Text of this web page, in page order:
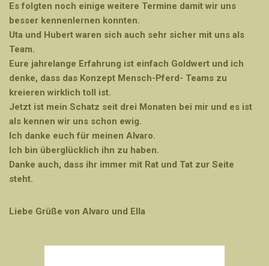
Es folgten noch einige weitere Termine damit wir uns
besser kennenlernen konnten.
Uta und Hubert waren sich auch sehr sicher mit uns als
Team.
Eure jahrelange Erfahrung ist einfach Goldwert und ich
denke, dass das Konzept Mensch-Pferd- Teams zu
kreieren wirklich toll ist.
Jetzt ist mein Schatz seit drei Monaten bei mir und es ist
als kennen wir uns schon ewig.
Ich danke euch für meinen Alvaro.
Ich bin überglücklich ihn zu haben.
Danke auch, dass ihr immer mit Rat und Tat zur Seite
steht.
Liebe Grüße von Alvaro und Ella